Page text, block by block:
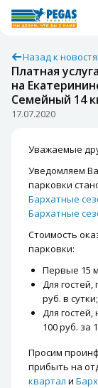
Назад к
Платная
на
Семейный 14
17.07.2020
Уважаемые
Уведомляем
парковки
Бархатные
Бархатные
Стоимость
парковки:
Первые 15
Для
руб. в сутки;
Для
100 руб. за
Просим
прибыть на
квартал и